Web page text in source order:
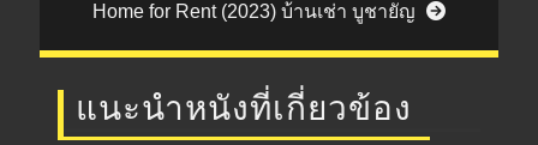
Home for Rent (2023) บ้านเช่า บูชายัญ
แนะนำหนังที่เกี่ยวข้อง